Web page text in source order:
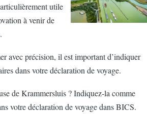
utile
à venir de
avec précision, il est important d’indiquer
dans votre déclaration de voyage.
de Krammersluis ? Indiquez-la comme
votre déclaration de voyage dans BICS.